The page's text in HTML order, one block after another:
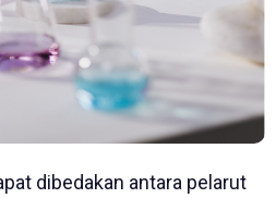
dibedakan antara pelarut